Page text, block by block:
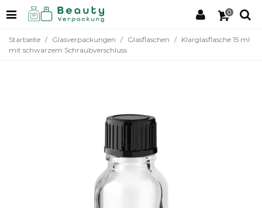
0
Startseite / Glasverpackungen / Glasflaschen / Klarglasflasche 15 ml
mit schwarzem Schraubverschluss